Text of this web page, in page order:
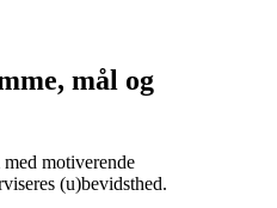
mål og
motiverende
(u)bevidsthed.